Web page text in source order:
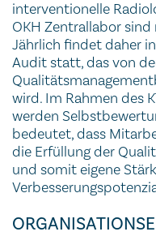
interventionelle
OKH Zentrallabor
Jährlich findet daher
Audit statt, das von
wird. Im Rahmen des
werden
bedeutet, dass
die Erfüllung der
und somit eigene